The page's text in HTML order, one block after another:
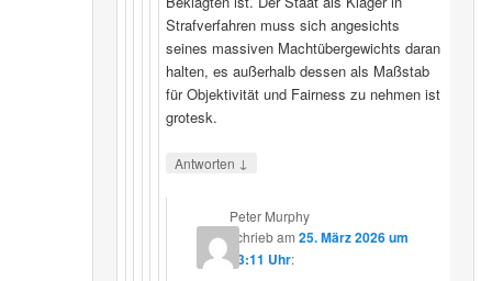
Strafverfahren muss sich angesichts
seines massiven Machtübergewichts daran
halten, es außerhalb dessen als Maßstab
für Objektivität und Fairness zu nehmen ist
grotesk.
Antworten ↓
Peter Murphy
schriebam 25. März 2026 um
23:11 Uhr: